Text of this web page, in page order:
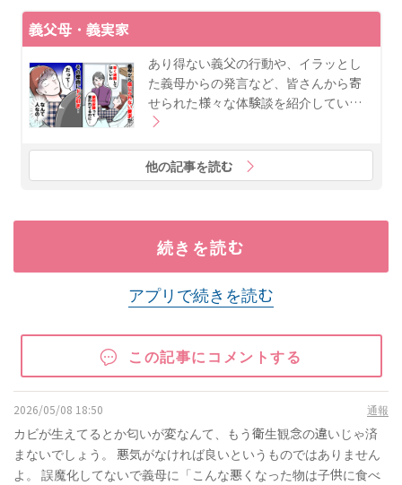
に関する研究会委員。 ※堤ちはる先生は2026年4月19
日にご逝去されました。生前のご尽力に深く感謝し、
謹んでご冥福をお祈り申し上げます。なお、堤先生に
監修いただいた内容は、そのまま掲載しております。
義父母・義実家
あり得ない義父の行動や、イラッとし
た義母からの発言など、皆さんから寄
せられた様々な体験談を紹介してい…
他の記事を読む
続きを読む
アプリで続きを読む
この記事にコメントする
2026/05/08 18:50 通報
カビが生えてるとか匂いが変なんて、もう衛生観念の違いじゃ済
まないでしょう。 悪気がなければ良いというものではありません
よ。 誤魔化してないで義母に「こんな悪くなった物は子供に食べ